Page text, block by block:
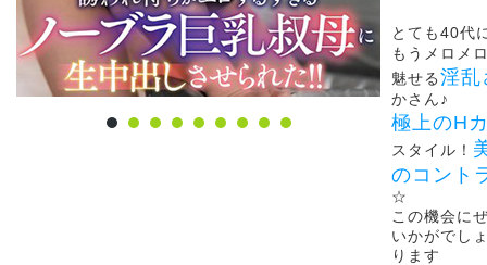
とても40代
もうメロメ
魅せる淫乱
かさん♪
極上のH
スタイル！
のコント
☆
この機会に
いかがでし
ります